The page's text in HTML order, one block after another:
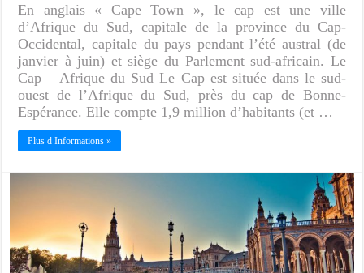
En anglais « Cape Town », le cap est une ville
d’Afrique du Sud, capitale de la province du Cap-
Occidental, capitale du pays pendant l’été austral (de
janvier à juin) et siège du Parlement sud-africain. Le
Cap – Afrique du Sud Le Cap est située dans le sud-
ouest de l’Afrique du Sud, près du cap de Bonne-
Espérance. Elle compte 1,9 million d’habitants (et …
Plus d Informations »